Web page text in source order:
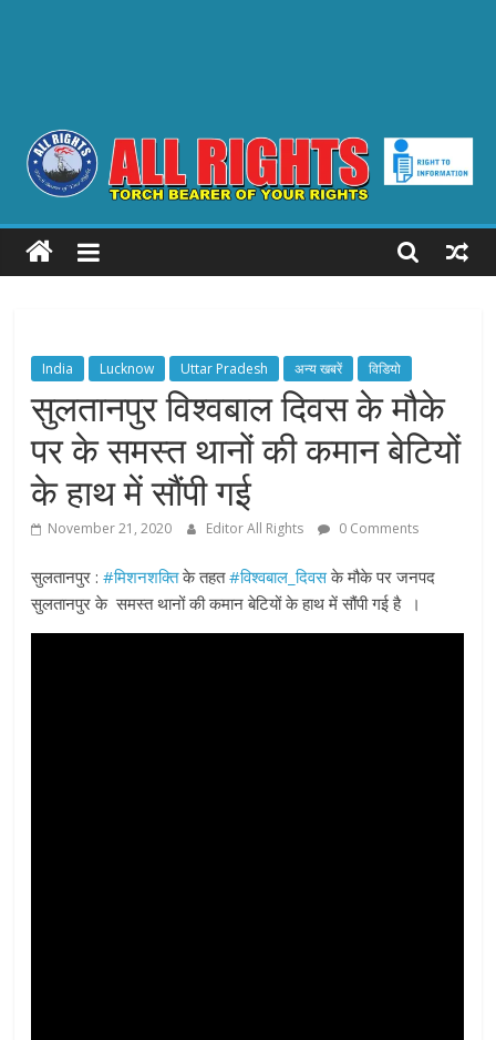
ALL
RIGHTS
Bearer
your
Rights
India Lucknow Uttar Pradesh अन्य खबरें विडियो
सुलतानपुर विश्वबाल दिवस के मौके
पर के समस्त थानों की कमान बेटियों
के हाथ में सौंपी गई
November 21, 2020 Editor All Rights 0 Comments
सुलतानपुर :#मिशनशक्तिके तहत#विश्वबाल_दिवसके मौके पर जनपद
सुलतानपुर के समस्त थानों की कमान बेटियों के हाथ में सौंपी गई है ।